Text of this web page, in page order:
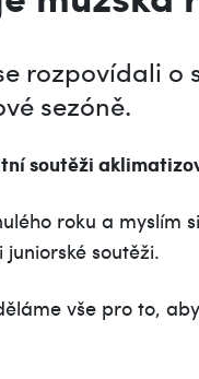
rozpovídali o
sezóně.
soutěži
roku a myslím
soutěži.
vše pro to,